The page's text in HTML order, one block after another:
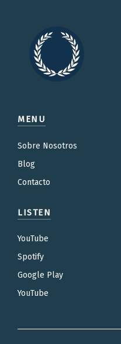
MENU
Sobre Nosotros
Blog
Contacto
LISTEN
YouTube
Spotify
Google Play
YouTube